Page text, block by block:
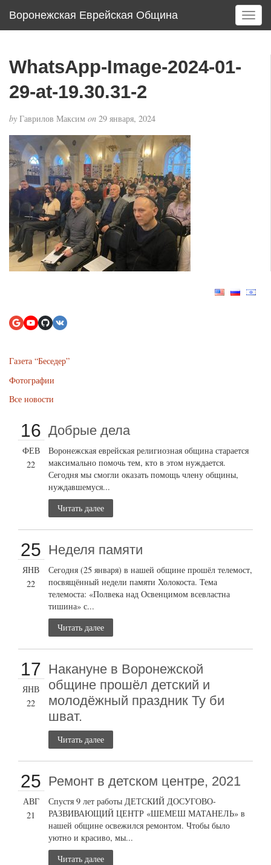
Воронежская Еврейская Община
T
o
WhatsApp-Image-2024-01-
29-at-19.30.31-2
by Гаврилов Максим on 29 января, 2024
Газета “Беседер”
Фотографии
Все новости
16
ФЕВ
22
Добрые дела
Воронежская еврейская религиозная община старается
максимально помочь тем, кто в этом нуждается.
Сегодня мы смогли оказать помощь члену общины,
нуждавшемуся...
Читать далее
25
ЯНВ
22
Неделя памяти
Сегодня (25 января) в нашей общине прошёл телемост,
посвящённый недели памяти Холокоста. Тема
телемоста: «Полвека над Освенцимом всевластна
тишина» с...
Читать далее
17
ЯНВ
22
Накануне в Воронежской
общине прошёл детский и
молодёжный праздник Ту би
шват.
Читать далее
25
АВГ
21
Ремонт в детском центре, 2021
Спустя 9 лет работы ДЕТСКИЙ ДОСУГОВО-
РАЗВИВАЮЩИЙ ЦЕНТР «ШЕМЕШ МАТАНЕЛЬ» в
нашей общине освежился ремонтом. Чтобы было
уютно и красиво, мы...
Читать далее